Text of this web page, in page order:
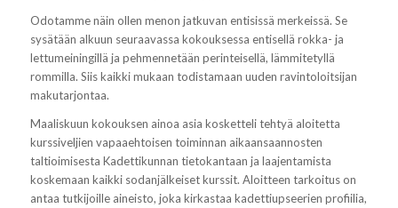
Odotamme näin ollen menon jatkuvan entisissä merkeissä. Se
sysätään alkuun seuraavassa kokouksessa entisellä rokka- ja
lettumeiningillä ja pehmennetään perinteisellä, lämmitetyllä
rommilla. Siis kaikki mukaan todistamaan uuden ravintoloitsijan
makutarjontaa.
Maaliskuun kokouksen ainoa asia kosketteli tehtyä aloitetta
kurssiveljien vapaaehtoisen toiminnan aikaansaannosten
taltioimisesta Kadettikunnan tietokantaan ja laajentamista
koskemaan kaikki sodanjälkeiset kurssit. Aloitteen tarkoitus on
antaa tutkijoille aineisto, joka kirkastaa kadettiupseerien profiilia,